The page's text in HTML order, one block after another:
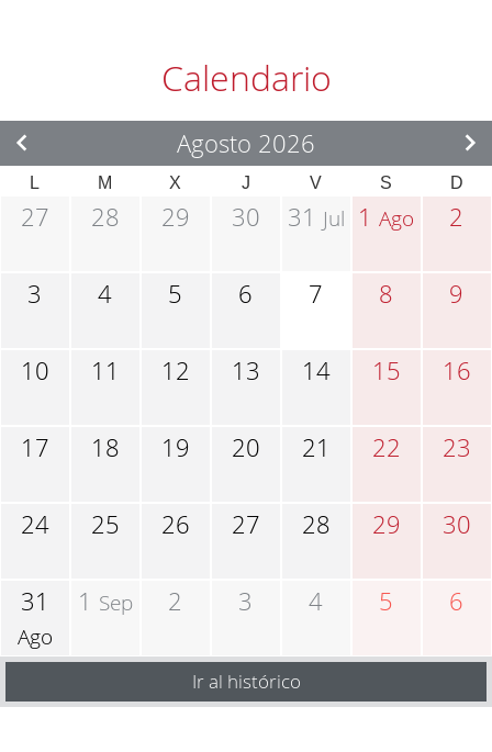
Calendario
Agosto 2026
L M X J V S D
27 28 29 30 31 Jul 1Ago 2
3 4 5 6 7 8 9
10 11 12 13 14 15 16
17 18 19 20 21 22 23
24 25 26 27 28 29 30
31
Ago
1 Sep 2 3 4 5 6
Ir al histórico